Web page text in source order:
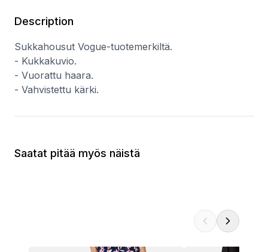
Description
Sukkahousut Vogue-tuotemerkiltä.
- Kukkakuvio.
- Vuorattu haara.
- Vahvistettu kärki.
Saatat pitää myös näistä